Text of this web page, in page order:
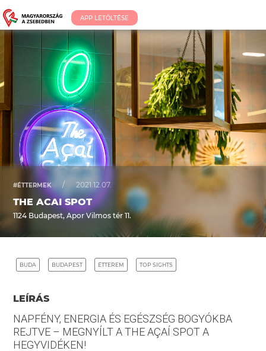
APP LETÖLTÉSE
#ÉTTERMEK / 2021.12.07.
THE ACAI SPOT
1124 Budapest, Apor Vilmos tér 11.
BUDA BUDAPEST ÉTTEREM TOP SIGHTS
LEÍRÁS
NAPFÉNY, ENERGIA ÉS EGÉSZSÉG BOGYÓKBA
REJTVE – MEGNYÍLT A THE AÇAÍ SPOT A
HEGYVIDÉKEN!